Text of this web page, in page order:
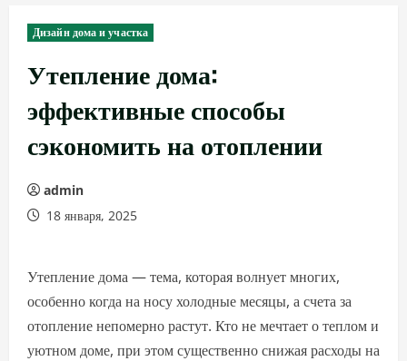
Дизайн дома и участка
Утепление дома:
эффективные способы
сэкономить на отоплении
admin
18 января, 2025
Утепление дома — тема, которая волнует многих,
особенно когда на носу холодные месяцы, а счета за
отопление непомерно растут. Кто не мечтает о теплом и
уютном доме, при этом существенно снижая расходы на